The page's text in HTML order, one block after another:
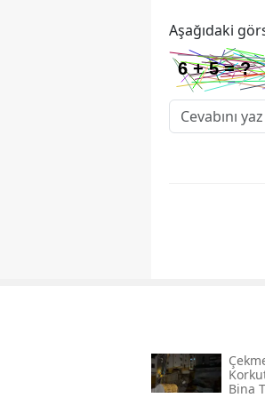
Aşağıdaki
Bina